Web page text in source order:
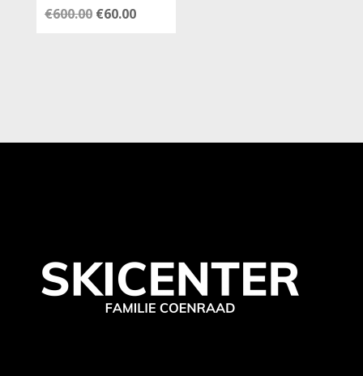
€600.00 Oorspronkelijke
€60.00Huidige